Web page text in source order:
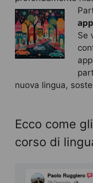
Se
nuova lingua,
Ecco come
corso di